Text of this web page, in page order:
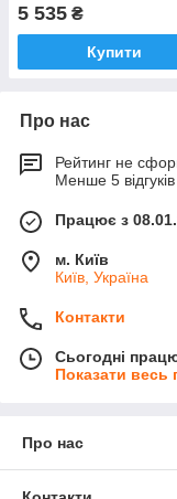
5 535 ₴
Купити
Про нас
Рейтинг не
Менше 5 відгуків
Працює з
м. Київ
Київ, Україна
Контакти
Сьогодні
Показати весь
Про нас